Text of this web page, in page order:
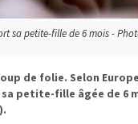
sa petite-fille de 6 mois -
de folie. Selon
petite-fille âgée de 6